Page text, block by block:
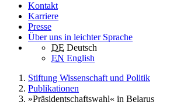
Kontakt
Karriere
Presse
Über uns in leichter Sprache
DE Deutsch
EN English
Stiftung Wissenschaft und Politik
Publikationen
»Präsidentschaftswahl« in Belarus